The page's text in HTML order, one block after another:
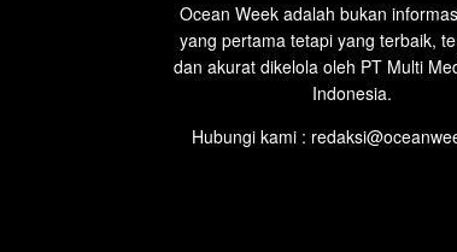
Ocean Week adalah bukan
yang pertama tetapi yang terbaik,
dan akurat dikelola oleh PT Multi
Indonesia.
Hubungi kami :